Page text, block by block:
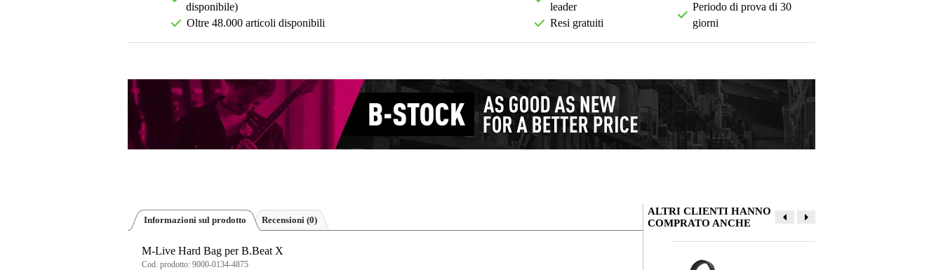
disponibile)
Oltre 48.000 articoli disponibili
leader
Resi gratuiti
Periodo di prova di 30
giorni
Informazioni sul prodotto Recensioni (0)
M-Live Hard Bag per B.Beat X
Cod. prodotto: 9000-0134-4875 La tua opinione
ALTRI CLIENTI HANNO
COMPRATO ANCHE